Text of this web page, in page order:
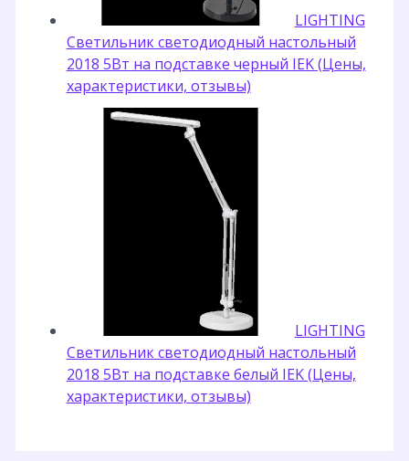
LIGHTING
Светильник светодиодный настольный
2018 5Вт на подставке черный IEK (Цены,
характеристики, отзывы)
LIGHTING
Светильник светодиодный настольный
2018 5Вт на подставке белый IEK (Цены,
характеристики, отзывы)